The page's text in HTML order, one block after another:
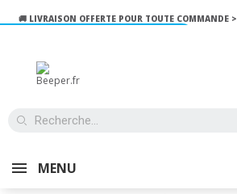
LIVRAISON OFFERTE POUR TOUTE COMMANDE > À 99€
MENU